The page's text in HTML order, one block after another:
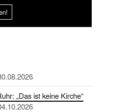
„Das ist keine Kirche“